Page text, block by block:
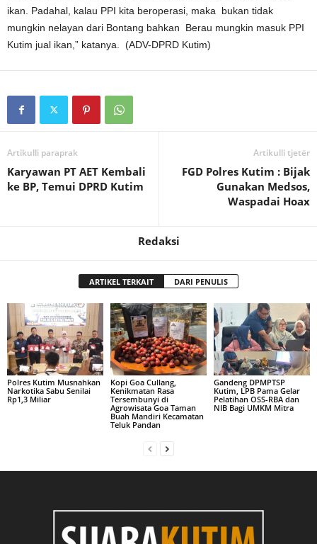
ikan. Padahal, kalau PPI kita beroperasi, maka bukan tidak
mungkin nelayan dari Bontang bahkan Berau mungkin masuk PPI
Kutim jual ikan,” katanya. (ADV-DPRD Kutim)
Artikulli paraprak
Karyawan PT AET Kembali
ke BP, Temui DPRD Kutim
Artikulli tjetër
FGD Polres Kutim : Bijak
Gunakan Medsos,
Waspadai Hoax
Redaksi
ARTIKEL TERKAIT DARI PENULIS
Polres Kutim Musnahkan
Narkotika Sabu Senilai
Rp1,3 Miliar
Kopi Goa Cullang,
Kenikmatan Rasa
Tersembunyi di
Agrowisata Goa Taman
Buah Mandiri Kecamatan
Teluk Pandan
Gandeng DPMPTSP
Kutim, LPB Pama Gelar
Pelatihan OSS-RBA dan
NIB Bagi UMKM Mitra